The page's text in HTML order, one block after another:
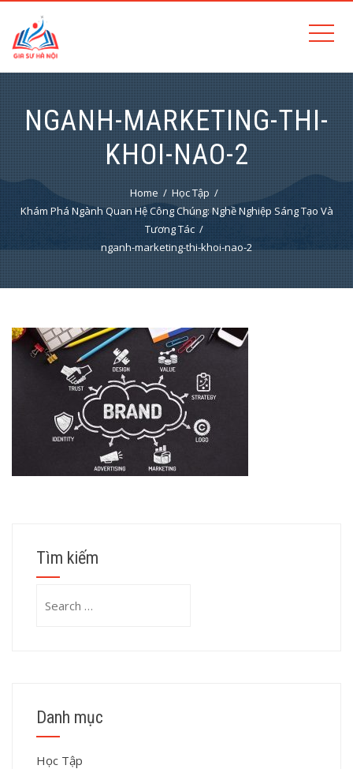
NGANH-MARKETING-THI-
KHOI-NAO-2
Home
Học Tập
Khám Phá Ngành Quan Hệ Công Chúng: Nghề Nghiệp Sáng Tạo Và
Tương Tác
nganh-marketing-thi-khoi-nao-2
Tìm kiếm
Danh mục
Học Tập